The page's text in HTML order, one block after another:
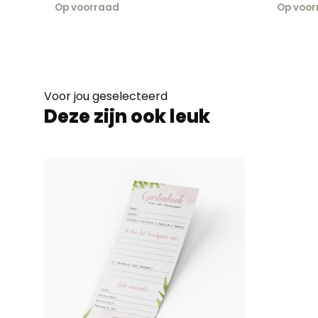
Op voorraad Op
Voor jou geselecteerd
Deze zijn ook leuk